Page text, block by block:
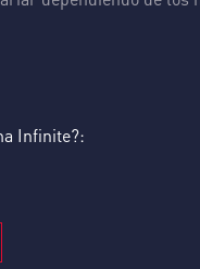
Infinite?: